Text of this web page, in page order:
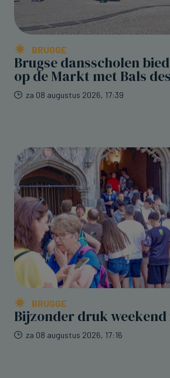
BRUGGE
Brugse dansscholen
op de Markt met Bals
za 08 augustus 2026, 17:39
BRUGGE
Bijzonder druk weekend
za 08 augustus 2026, 17:16